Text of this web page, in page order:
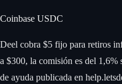
Coinbase USDC
Deel cobra $5 fijo para retiros
a $300, la comisión es del 1,6%
de ayuda publicada en